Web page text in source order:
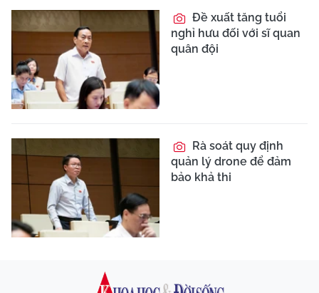
Đề xuất tăng tuổi
nghỉ hưu đối với sĩ quan
quân đội
Rà soát quy định
quản lý drone để đảm
bảo khả thi